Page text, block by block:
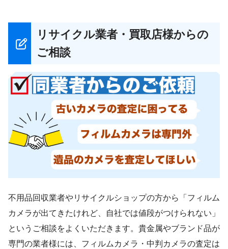
リサイクル業者・買取店様からの
ご相談
不用品回収業者やリサイクルショップの方から「フィルム
カメラが出てきたけれど、自社では値段がつけられない」
というご相談をよくいただきます。貴金属やブランド品が
専門の業者様には、フィルムカメラ・中判カメラの査定は